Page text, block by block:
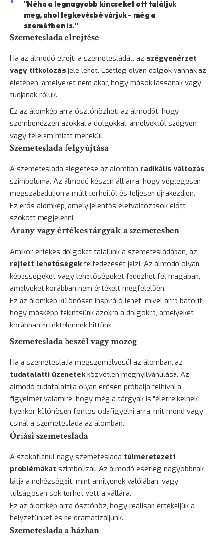
"Néha a legnagyobb kincseket ott találjuk
meg, ahol legkevésbé várjuk – még a
szemétben is."
Szemeteslada elrejtése
Ha az álmodó elrejti a szemetesládát, az szégyenérzet
vagy titkolózás jele lehet. Esetleg olyan dolgok vannak az
életében, amelyeket nem akar, hogy mások lássanak vagy
tudjanak róluk.
Ez az álomkép arra ösztönözheti az álmodót, hogy
szembenézzen azokkal a dolgokkal, amelyektől szégyen
vagy félelem miatt menekül.
Szemeteslada felgyújtása
A szemeteslada elégetése az álomban radikális változás
szimbóluma. Az álmodó készen áll arra, hogy véglegesen
megszabaduljon a múlt terheitől és teljesen újrakezdjen.
Ez erős álomkép, amely jelentős életváltozások előtt
szokott megjelenni.
Arany vagy értékes tárgyak a szemetesben
Amikor értékes dolgokat találunk a szemetesládában, az
rejtett lehetőségekfelfedezését jelzi. Az álmodó olyan
képességeket vagy lehetőségeket fedezhet fel magában,
amelyeket korábban nem értékelt megfelelően.
Ez az álomkép különösen inspiráló lehet, mivel arra bátorít,
hogy másképp tekintsünk azokra a dolgokra, amelyeket
korábban értéktelennek hittünk.
Szemeteslada beszél vagy mozog
Ha a szemeteslada megszemélyesül az álomban, az
tudatalatti üzenetekközvetlen megnyilvánulása. Az
álmodó tudatalattija olyan erősen próbálja felhívni a
figyelmét valamire, hogy még a tárgyak is "életre kelnek".
Ilyenkor különösen fontos odafigyelni arra, mit mond vagy
csinál a szemeteslada az álomban.
Óriási szemeteslada
A szokatlanul nagy szemeteslada túlméretezett
problémákat szimbolizál. Az álmodó esetleg nagyobbnak
látja a nehézségeit, mint amilyenek valójában, vagy
túlságosan sok terhet vett a vállára.
Ez az álomkép arra ösztönöz, hogy reálisan értékeljük a
helyzetünket és ne dramatizáljunk.
Szemeteslada a házban